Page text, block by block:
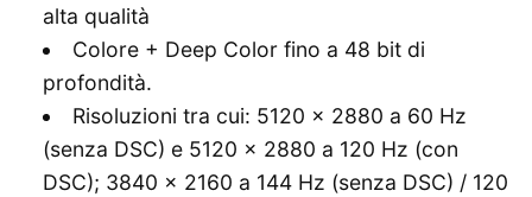
alta qualità
Colore + Deep Color fino a 48 bit di
profondità.
Risoluzioni tra cui: 5120 x 2880 a 60 Hz
(senza DSC) e 5120 x 2880 a 120 Hz (con
DSC); 3840 x 2160 a 144 Hz (senza DSC) / 120